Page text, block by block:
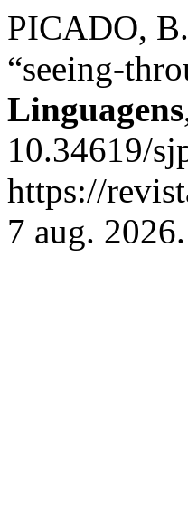
PICADO,
“seeing-
Linguagens
10.34619/
https://
7 aug. 2026.